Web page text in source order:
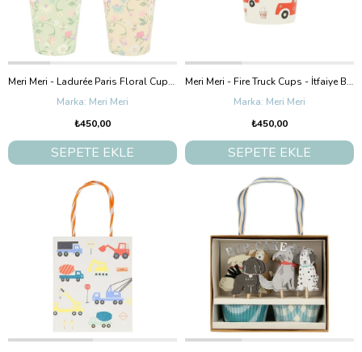
Meri Meri - Ladurée Paris Floral Cups - Ladurée Paris Çiçekli Bardaklar - 8'Li
Meri Meri
₺450,00
SEPETE EKLE
Meri Meri - Fire Truck Cups - İtfaiye Bardaklar - 8'Li
Meri Meri
₺450,00
SEPETE EKLE